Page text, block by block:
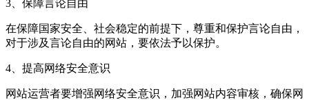
3、保障言论自由
在保障国家安全、社会稳定的前提下，尊重和保护言论自由，
对于涉及言论自由的网站，要依法予以保护。
4、提高网络安全意识
网站运营者要增强网络安全意识，加强网站内容审核，确保网